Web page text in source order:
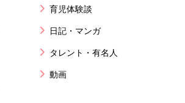
育児体験談
日記・マンガ
タレント・有名人
動画